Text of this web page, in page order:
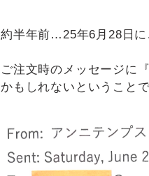
約半年前…25年6月28日に
ご注文時のメッセージに
かもしれないということ